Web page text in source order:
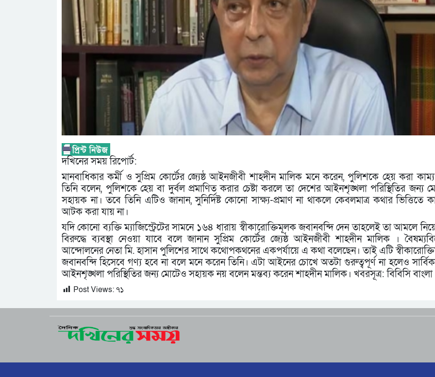
দখিনের সময় রিপোর্ট:
মানবাধিকার কর্মী ও সুপ্রিম কোর্টের জ্যেষ্ঠ আইনজীবী শাহদীন মালিক মনে করেন, পুলিশকে হেয় করা
তিনি বলেন, পুলিশকে হেয় বা দুর্বল প্রমাণিত করার চেষ্টা করলে তা দেশের আইনশৃঙ্খলা পরিস্থিতির জন্য
সহায়ক না। তবে তিনি এটিও জানান, সুনির্দিষ্ট কোনো সাক্ষ্য-প্রমাণ না থাকলে কেবলমাত্র কথার ভিত্তিতে
আটক করা যায় না।
যদি কোনো ব্যক্তি ম্যাজিস্ট্রেটের সামনে ১৬৪ ধারায় স্বীকারোক্তিমূলক জবানবন্দি দেন তাহলেই তা আমলে
বিরুদ্ধে ব্যবস্থা নেওয়া যাবে বলে জানান সুপ্রিম কোর্টের জ্যেষ্ঠ আইনজীবী শাহদীন মালিক ।
আন্দোলনের নেতা মি. হাসান পুলিশের সাথে কথোপকথনের একপর্যায়ে এ কথা বলেছেন। তাই এটি
জবানবন্দি হিসেবে গণ্য হবে না বলে মনে করেন তিনি। এটা আইনের চোখে অতটা গুরুত্বপূর্ণ না হলেও
আইনশৃঙ্খলা পরিস্থিতির জন্য মোটেও সহায়ক নয় বলেন মন্তব্য করেন শাহদীন মালিক। খবরসূত্র: বিবিসি বাংলা
Post Views:৭১